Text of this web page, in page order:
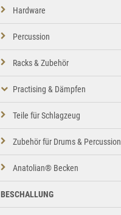
Hardware
Percussion
Racks & Zubehör
Practising & Dämpfen
Teile für Schlagzeug
Zubehör für Drums & Percussion
Anatolian® Becken
BESCHALLUNG